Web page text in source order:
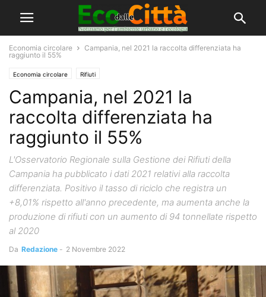
Economia circolare
Campania, nel 2021 la raccolta differenziata ha
raggiunto il 55%
Economia circolare Rifiuti
Campania, nel 2021 la
raccolta differenziata ha
raggiunto il 55%
L'Osservatorio Regionale sulla Gestione dei Rifiuti della
Campania ha pubblicato i dati 2021 relativi alla raccolta
differenziata. Positivo il tasso di riciclo che registra un
+8,01% rispetto all'anno precedente, ma aumenta anche la
produzione di rifiuti con un aumento di 94 tonnellate rispetto
al 2020
Da Redazione - 2 Novembre 2022